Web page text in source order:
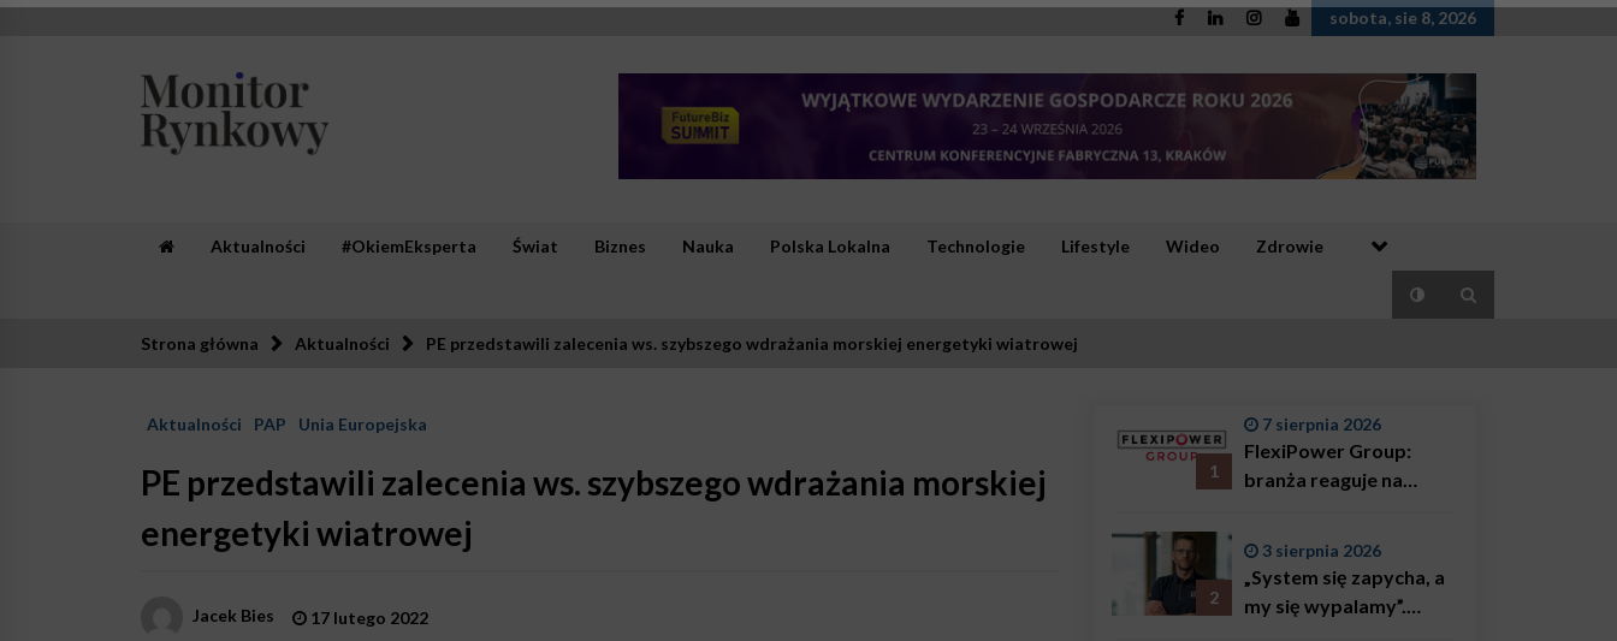
Skip
sobota, sie 8, 2026
Aktualności #OkiemEksperta Świat Biznes Nauka Polska Lokalna Technologie Lifestyle Wideo Zdrowie
Strona główna Aktualności PE przedstawili zalecenia ws. szybszego wdrażania morskiej energetyki wiatrowej
Aktualności PAP Unia Europejska
PE przedstawili zalecenia ws. szybszego wdrażania morskiej
energetyki wiatrowej
Jacek Bies 17 lutego 2022
1
7 sierpnia 2026
FlexiPower Group:
branża reaguje na
2
3 sierpnia 2026
„System się zapycha, a
my się wypalamy”.